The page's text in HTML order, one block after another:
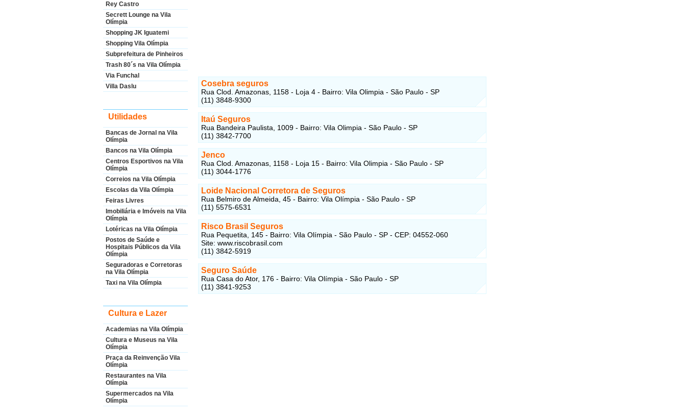
Rey Castro
Secrett Lounge na Vila
Olímpia
Shopping JK Iguatemi
Shopping Vila Olímpia
Subprefeitura de Pinheiros
Trash 80´s na Vila Olímpia
Via Funchal
Villa Daslu
Utilidades
Bancas de Jornal na Vila
Olímpia
Bancos na Vila Olímpia
Centros Esportivos na Vila
Olímpia
Correios na Vila Olímpia
Escolas da Vila Olímpia
Feiras Livres
Imobiliária e Imóveis na Vila
Olímpia
Lotéricas na Vila Olímpia
Postos de Saúde e
Hospitais Públicos da Vila
Olímpia
Seguradoras e Corretoras
na Vila Olímpia
Taxi na Vila Olímpia
Cultura e Lazer
Academias na Vila Olímpia
Cultura e Museus na Vila
Olímpia
Praça da Reinvenção Vila
Olímpia
Restaurantes na Vila
Olímpia
Supermercados na Vila
Olímpia
Cosebra seguros
Rua Clod. Amazonas, 1158 - Loja 4 - Bairro: Vila Olimpia - São Paulo - SP
(11) 3848-9300
Itaú Seguros
Rua Bandeira Paulista, 1009 - Bairro: Vila Olimpia - São Paulo - SP
(11) 3842-7700
Jenco
Rua Clod. Amazonas, 1158 - Loja 15 - Bairro: Vila Olimpia - São Paulo - SP
(11) 3044-1776
Loide Nacional Corretora de Seguros
Rua Belmiro de Almeida, 45 - Bairro: Vila Olímpia - São Paulo - SP
(11) 5575-6531
Risco Brasil Seguros
Rua Pequetita, 145 - Bairro: Vila Olímpia - São Paulo - SP - CEP: 04552-060
Site: www.riscobrasil.com
(11) 3842-5919
Seguro Saúde
Rua Casa do Ator, 176 - Bairro: Vila Olímpia - São Paulo - SP
(11) 3841-9253